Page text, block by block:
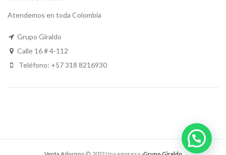
Atendemos en toda Colombia
Grupo Giraldo
Calle 16 # 4-112
Teléfono: +57 318 8216930